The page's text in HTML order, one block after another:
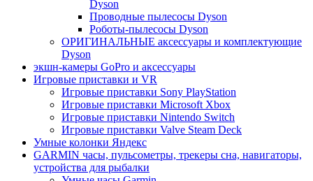
Dyson
Проводные пылесосы Dyson
Роботы-пылесосы Dyson
ОРИГИНАЛЬНЫЕ аксессуары и комплектующие
Dyson
экшн-камеры GoPro и аксессуары
Игровые приставки и VR
Игровые приставки Sony PlayStation
Игровые приставки Microsoft Xbox
Игровые приставки Nintendo Switch
Игровые приставки Valve Steam Deck
Умные колонки Яндекс
GARMIN часы, пульсометры, трекеры сна, навигаторы,
устройства для рыбалки